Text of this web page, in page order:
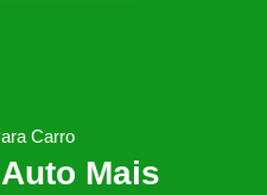
Carro
Mais